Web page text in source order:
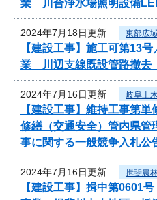
業 川合浄水場照明設備
2024年7月18日更新 東部広
【建設工事】施工可第13
業 川辺支線既設管路撤去
2024年7月16日更新 岐阜土
【建設工事】維持工事第
修繕（交通安全）管内県管
事に関する一般競争入札公
2024年7月16日更新 揖斐農
【建設工事】揖中第0601